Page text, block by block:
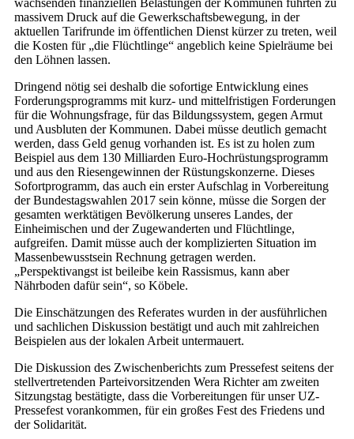
wachsenden finanziellen Belastungen der Kommunen führten zu
massivem Druck auf die Gewerkschaftsbewegung, in der
aktuellen Tarifrunde im öffentlichen Dienst kürzer zu treten, weil
die Kosten für „die Flüchtlinge“ angeblich keine Spielräume bei
den Löhnen lassen.
Dringend nötig sei deshalb die sofortige Entwicklung eines
Forderungsprogramms mit kurz- und mittelfristigen Forderungen
für die Wohnungsfrage, für das Bildungssystem, gegen Armut
und Ausbluten der Kommunen. Dabei müsse deutlich gemacht
werden, dass Geld genug vorhanden ist. Es ist zu holen zum
Beispiel aus dem 130 Milliarden Euro-Hochrüstungsprogramm
und aus den Riesengewinnen der Rüstungskonzerne. Dieses
Sofortprogramm, das auch ein erster Aufschlag in Vorbereitung
der Bundestagswahlen 2017 sein könne, müsse die Sorgen der
gesamten werktätigen Bevölkerung unseres Landes, der
Einheimischen und der Zugewanderten und Flüchtlinge,
aufgreifen. Damit müsse auch der komplizierten Situation im
Massenbewusstsein Rechnung getragen werden.
„Perspektivangst ist beileibe kein Rassismus, kann aber
Nährboden dafür sein“, so Köbele.
Die Einschätzungen des Referates wurden in der ausführlichen
und sachlichen Diskussion bestätigt und auch mit zahlreichen
Beispielen aus der lokalen Arbeit untermauert.
Die Diskussion des Zwischenberichts zum Pressefest seitens der
stellvertretenden Parteivorsitzenden Wera Richter am zweiten
Sitzungstag bestätigte, dass die Vorbereitungen für unser UZ-
Pressefest vorankommen, für ein großes Fest des Friedens und
der Solidarität.